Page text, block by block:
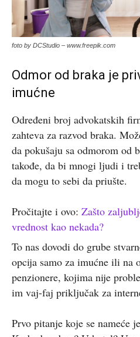
foto by DCStudio – www.freepik.com
Odmor od braka je
imućne
Određeni broj advokatskih
zahteva za razvod braka.
da pokušaju sa odmorom od
takođe, da bi mnogi ljudi i
da mogu to sebi da priušte.
Pročitajte i ovo: Zašto
vrednost kao nekada?
To nas dovodi do grube
opcija samo za imućne ili na
penzionere, kojima nije
im vaj-faj priključak za
Prvo pitanje koje se nameće